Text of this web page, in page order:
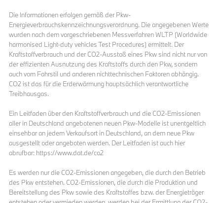
Die Informationen erfolgen gemäß der Pkw-
Energieverbrauchskennzeichnungsverordnung. Die angegebenen Werte
wurden nach dem vorgeschriebenen Messverfahren WLTP (Worldwide
harmonised Light-duty vehicles Test Procedures) ermittelt. Der
Kraftstoffverbrauch und der CO2-Ausstoß eines Pkw sind nicht nur von
der effizienten Ausnutzung des Kraftstoffs durch den Pkw, sondern
auch vom Fahrstil und anderen nichttechnischen Faktoren abhängig.
CO2 ist das für die Erderwärmung hauptsächlich verantwortliche
Treibhausgas.
Ein Leitfaden über den Kraftstoffverbrauch und die CO2-Emissionen
aller in Deutschland angebotenen neuen Pkw-Modelle ist unentgeltlich
einsehbar an jedem Verkaufsort in Deutschland, an dem neue Pkw
ausgestellt oder angeboten werden. Der Leitfaden ist auch hier
abrufbar: https://www.dat.de/co2
Es werden nur die CO2-Emissionen angegeben, die durch den Betrieb
des Pkw entstehen. CO2-Emissionen, die durch die Produktion und
Bereitstellung des Pkw sowie des Kraftstoffes bzw. der Energieträger